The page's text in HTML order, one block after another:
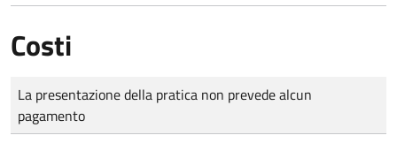
Costi
Tipo di pagamento
Importo
La presentazione della pratica non prevede alcun
pagamento